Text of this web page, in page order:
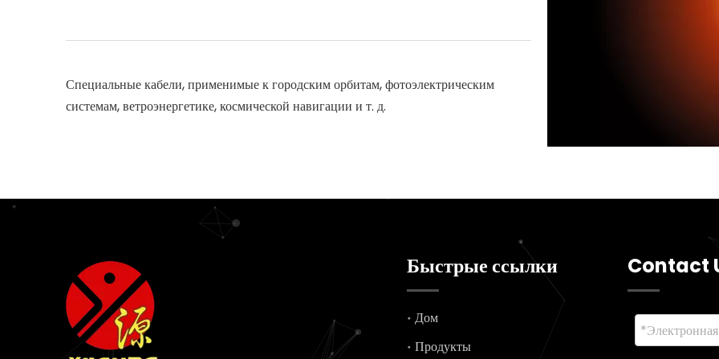
Специальные кабели, применимые к городским орбитам, фотоэлектрическим
системам, ветроэнергетике, космической навигации и т. д.
Быстрые ссылки
Дом
Продукты
Contact